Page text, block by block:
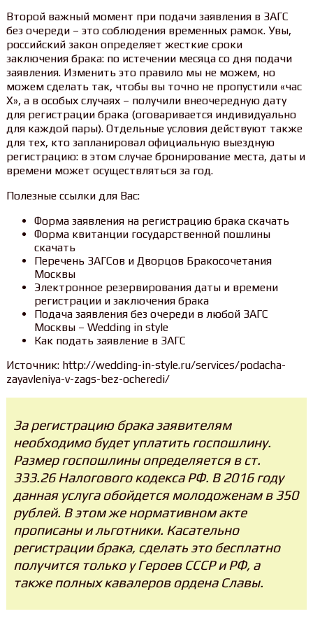
Второй важный момент при подачи заявления в ЗАГС
без очереди – это соблюдения временных рамок. Увы,
российский закон определяет жесткие сроки
заключения брака: по истечении месяца со дня подачи
заявления. Изменить это правило мы не можем, но
можем сделать так, чтобы вы точно не пропустили «час
Х», а в особых случаях – получили внеочередную дату
для регистрации брака (оговаривается индивидуально
для каждой пары). Отдельные условия действуют также
для тех, кто запланировал официальную выездную
регистрацию: в этом случае бронирование места, даты и
времени может осуществляться за год.
Полезные ссылки для Вас:
Форма заявления на регистрацию брака скачать
Форма квитанции государственной пошлины
скачать
Перечень ЗАГСов и Дворцов Бракосочетания
Москвы
Электронное резервирования даты и времени
регистрации и заключения брака
Подача заявления без очереди в любой ЗАГС
Москвы – Wedding in style
Как подать заявление в ЗАГС
Источник: http://wedding-in-style.ru/services/podacha-
zayavleniya-v-zags-bez-ocheredi/
За регистрацию брака заявителям
необходимо будет уплатить госпошлину.
Размер госпошлины определяется в ст.
333.26 Налогового кодекса РФ. В 2016 году
данная услуга обойдется молодоженам в 350
рублей. В этом же нормативном акте
прописаны и льготники. Касательно
регистрации брака, сделать это бесплатно
получится только у Героев СССР и РФ, а
также полных кавалеров ордена Славы.